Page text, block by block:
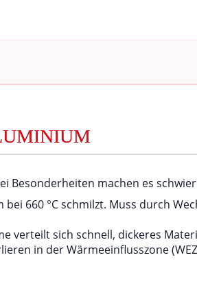
Besonderheiten machen es
660 °C schmilzt. Muss durch
verteilt sich schnell, dickeres
in der Wärmeeinflusszone